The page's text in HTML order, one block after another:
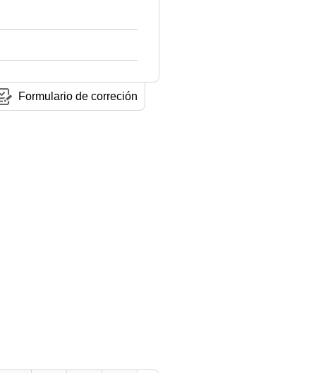
Formulario de correción